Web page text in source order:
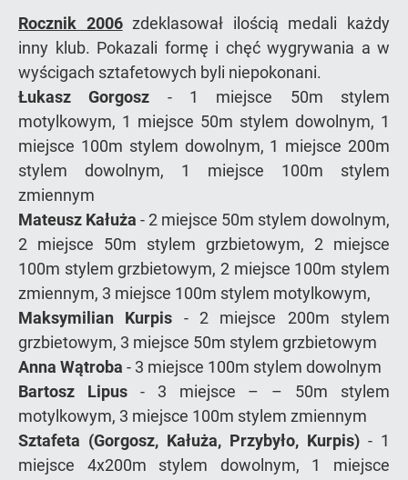
Rocznik 2006zdeklasował ilością medali każdy
inny klub. Pokazali formę i chęć wygrywania a w
wyścigach sztafetowych byli niepokonani.
Łukasz Gorgosz - 1 miejsce 50m stylem
motylkowym, 1 miejsce 50m stylem dowolnym, 1
miejsce 100m stylem dowolnym, 1 miejsce 200m
stylem dowolnym, 1 miejsce 100m stylem
zmiennym
Mateusz Kałuża - 2 miejsce 50m stylem dowolnym,
2 miejsce 50m stylem grzbietowym, 2 miejsce
100m stylem grzbietowym, 2 miejsce 100m stylem
zmiennym, 3 miejsce 100m stylem motylkowym,
Maksymilian Kurpis - 2 miejsce 200m stylem
grzbietowym, 3 miejsce 50m stylem grzbietowym
Anna Wątroba - 3 miejsce 100m stylem dowolnym
Bartosz Lipus- 3 miejsce – – 50m stylem
motylkowym, 3 miejsce 100m stylem zmiennym
Sztafeta (Gorgosz, Kałuża, Przybyło, Kurpis) - 1
miejsce 4x200m stylem dowolnym, 1 miejsce